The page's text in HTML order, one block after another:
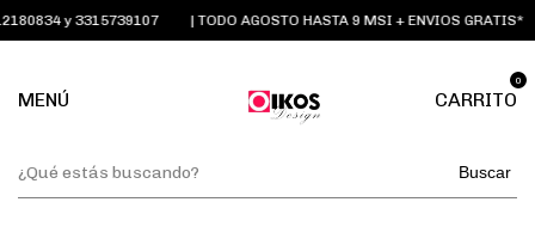
3315739107 | TODO AGOSTO HASTA 9 MSI + ENVIOS GRATIS* |
MENÚ CARRITO
0
Buscar